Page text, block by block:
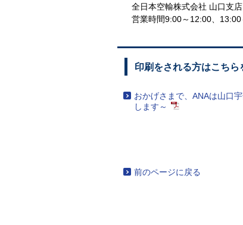
全日本空輸株式会社 山口支店
営業時間9:00～12:00、
印刷をされる方はこち
おかげさまで、ANAは山口
します～
前のページに戻る